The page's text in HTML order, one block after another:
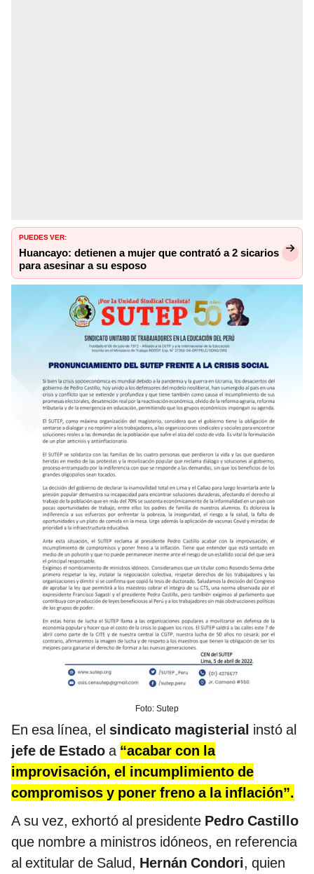
PUEDES VER:
Huancayo: detienen a mujer que contrató a 2 sicarios
para asesinar a su esposo
Foto: Sutep
En esa línea, el sindicato magisterial instó al
jefe de Estado a “acabar con la
improvisación, el incumplimiento de
compromisos y poner freno a la inflación”.
A su vez, exhortó al presidente Pedro Castillo
que nombre a ministros idóneos, en referencia
al extitular de Salud, Hernán Condori, quien